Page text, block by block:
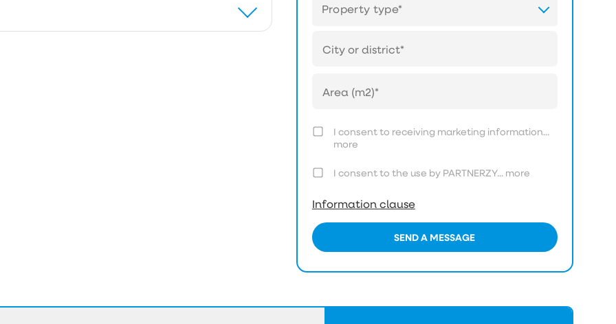
Property type*
I consent to receiving marketing information...
more
I consent to the use by PARTNERZY... more
Information clause
SEND A MESSAGE